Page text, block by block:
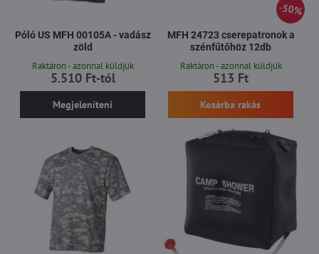
Póló US MFH 00105A - vadász
zöld
Raktáron - azonnal küldjük
5.510 Ft-tól
Megjeleníteni
50%
MFH 24723 cserepatronok a
szénfűtőhöz 12db
Raktáron - azonnal küldjük
513 Ft
Kosárba rakás